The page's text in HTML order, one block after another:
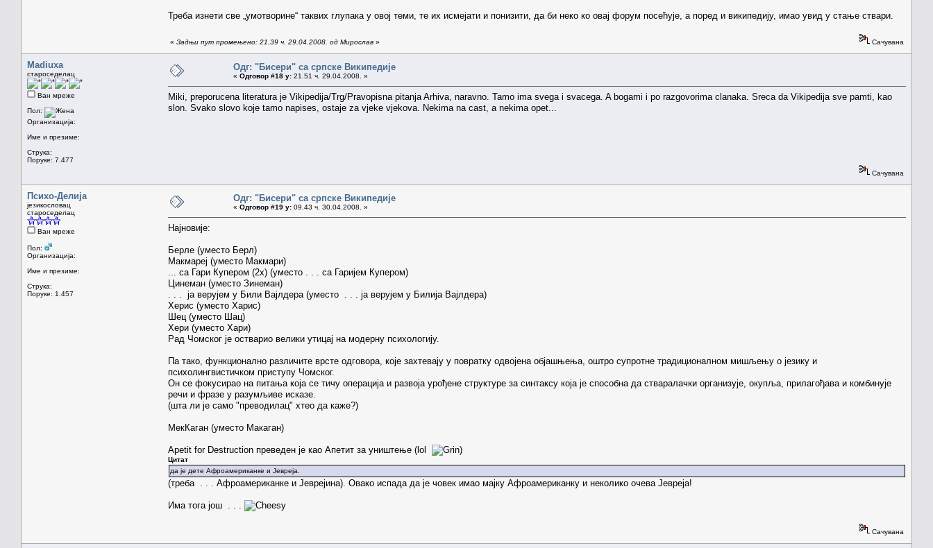
Треба изнети све „умотворине“ таквих глупака у овој теми, те их исмејати и понизити, да би неко ко овај форум посећује, а поред и википедију, имао увид у стање ствари.
« Задњи пут промењено: 21.39 ч. 29.04.2008. од Мирослав » Сачувана
Madiuxa
староседелац
Ван мреже
Пол:
Организација:
Име и презиме:
Струка:
Поруке: 7.477
Одг: "Бисери" са српске Википедије
« Одговор #18 у: 21.51 ч. 29.04.2008. »
Miki, preporucena literatura je Vikipedija/Trg/Pravopisna pitanja Arhiva, naravno. Tamo ima svega i svacega. A bogami i po razgovorima clanaka. Sreca da Vikipedija sve pamti, kao
slon. Svako slovo koje tamo napises, ostaje za vjeke vjekova. Nekima na cast, a nekima opet...
Сачувана
Психо-Делија
језикословац
староседелац
Ван мреже
Пол:
Организација:
Име и презиме:
Струка:
Поруке: 1.457
Одг: "Бисери" са српске Википедије
« Одговор #19 у: 09.43 ч. 30.04.2008. »
Најновије:
Берле (уместо Берл)
Макмареј (уместо Макмари)
... са Гари Купером (2х) (уместо . . . са Гаријем Купером)
Цинеман (уместо Зинеман)
. . . ја верујем у Били Вајлдера (уместо . . . ја верујем у Билија Вајлдера)
Херис (уместо Харис)
Шец (уместо Шац)
Хери (уместо Хари)
Рад Чомског је остварио велики утицај на модерну психологију.
Па тако, функционално различите врсте одговора, које захтевају у повратку одвојена објашњења, оштро супротне традиционалном мишљењу о језику и
психолингвистичком приступу Чомског.
Он се фокусирао на питања која се тичу операција и развоја урођене структуре за синтаксу која је способна да стваралачки организује, окупља, прилагођава и комбинује
речи и фразе у разумљиве исказе.
(шта ли је само "преводилац" хтео да каже?)
МекКаган (уместо Макаган)
Apetit for Destruction преведен је као Апетит за уништење (lol )
Цитат
да је дете Афроамериканке и Јевреја.
(треба . . . Афроамериканке и Јеврејина). Овако испада да је човек имао мајку Афроамериканку и неколико очева Јевреја!
Има тога још . . .
Сачувана